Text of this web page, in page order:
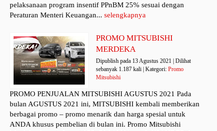
pelaksanaan program insentif PPnBM 25% sesuai dengan
Peraturan Menteri Keuangan... selengkapnya
PROMO MITSUBISHI
MERDEKA
Dipublish pada 13 Agustus 2021 | Dilihat
sebanyak 1.187 kali | Kategori:Promo
Mitsubishi
PROMO PENJUALAN MITSUBISHI AGUSTUS 2021 Pada
bulan AGUSTUS 2021 ini, MITSUBISHI kembali memberikan
berbagai promo – promo menarik dan harga spesial untuk
ANDA khusus pembelian di bulan ini. Promo Mitsubishi